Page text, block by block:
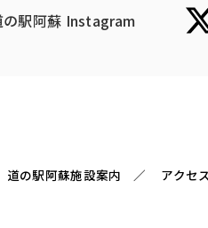
の駅阿蘇 Instagram
道の駅阿蘇施設案内 アクセ